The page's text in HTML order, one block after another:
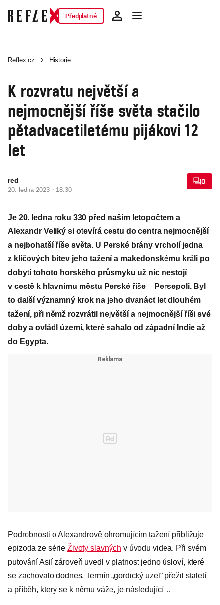
Předplatné
Reflex.cz Historie
K rozvratu největší a
nejmocnější říše světa stačilo
pětadvacetiletému pijákovi 12
let
red
20. ledna 2023 · 18:30
0
Je 20. ledna roku 330 před naším letopočtem a
Alexandr Veliký si otevírá cestu do centra nejmocnější
a nejbohatší říše světa. U Perské brány vrcholí jedna
z klíčových bitev jeho tažení a makedonskému králi po
dobytí tohoto horského průsmyku už nic nestojí
v cestě k hlavnímu městu Perské říše – Persepoli. Byl
to další významný krok na jeho dvanáct let dlouhém
tažení, při němž rozvrátil největší a nejmocnější říši své
doby a ovládl území, které sahalo od západní Indie až
do Egypta.
Podrobnosti o Alexandrově ohromujícím tažení přibližuje
epizoda ze série Životy slavných v úvodu videa. Při svém
putování Asií zároveň uvedl v platnost jedno úsloví, které
se zachovalo dodnes. Termín „gordický uzel“ přežil staletí
a příběh, který se k němu váže, je následující…